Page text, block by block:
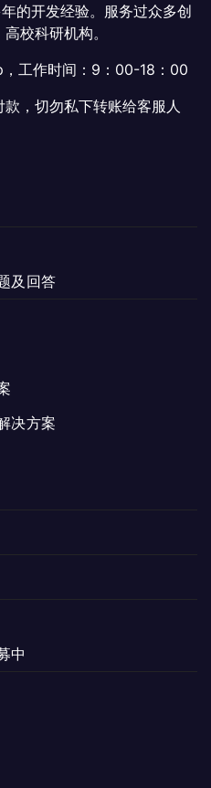
的开发经验。服务过众多创
校科研机构。
工作时间：9：00-18：00
，切勿私下转账给客服人
及回答
决方案
中